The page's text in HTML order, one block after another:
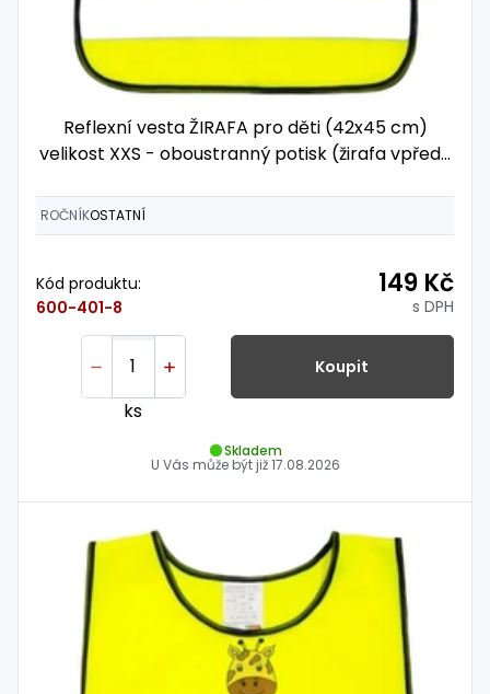
Reflexní vesta ŽIRAFA pro děti (42x45 cm)
velikost XXS - oboustranný potisk (žirafa vpředu
ROČNÍKOSTATNÍ
Kód produktu:
600-401-8
149 Kč
s DPH
ks
Koupit
Skladem
U Vás může být již17.08.2026